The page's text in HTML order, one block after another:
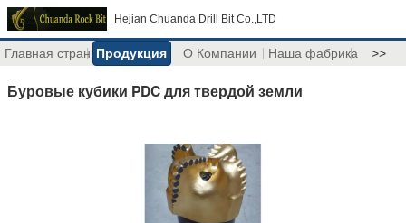
Hejian Chuanda Drill Bit Co.,LTD
Главная страницаПродукция О Компании Наша фабрика >>
Буровые кубики PDC для твердой земли